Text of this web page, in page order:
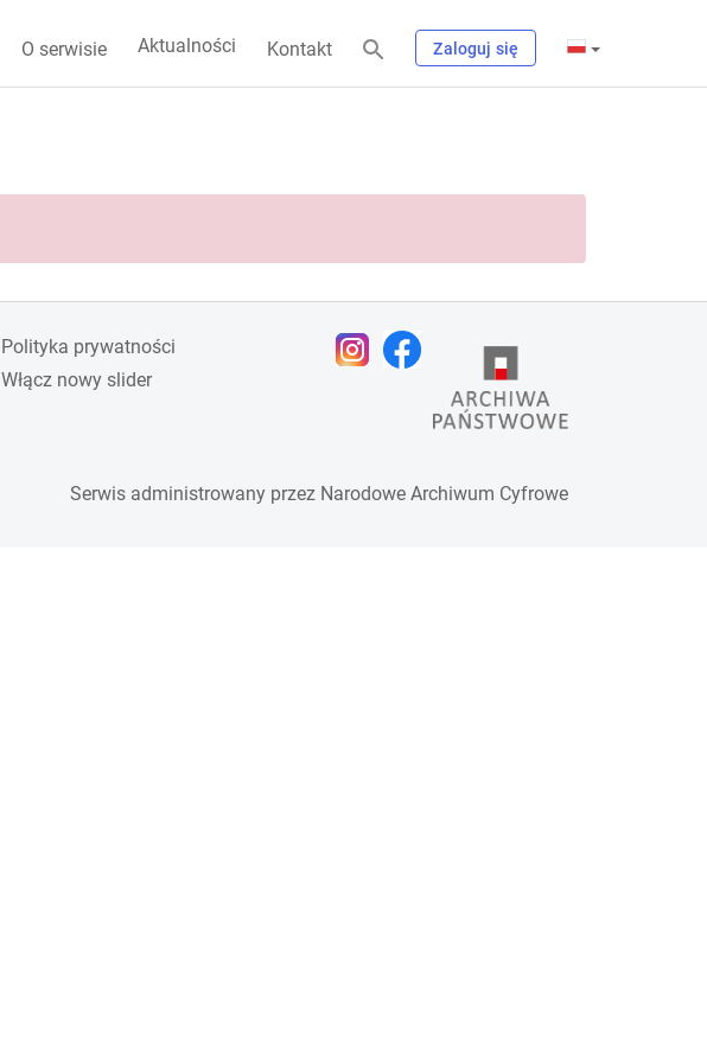
O serwisie Aktualności Kontakt Zaloguj się
Polityka prywatności
Włącz nowy slider
Serwis administrowany przez Narodowe Archiwum Cyfrowe